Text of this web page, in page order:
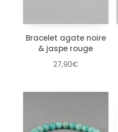
Bracelet agate noire
& jaspe rouge
27,90€